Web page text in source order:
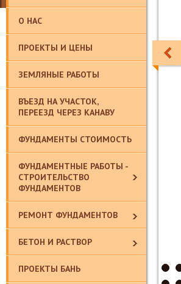
О НАС
ПРОЕКТЫ И ЦЕНЫ
ЗЕМЛЯНЫЕ РАБОТЫ
ВЪЕЗД НА УЧАСТОК,
ПЕРЕЕЗД ЧЕРЕЗ КАНАВУ
ФУНДАМЕНТЫ СТОИМОСТЬ
ФУНДАМЕНТНЫЕ РАБОТЫ -
СТРОИТЕЛЬСТВО
ФУНДАМЕНТОВ
РЕМОНТ ФУНДАМЕНТОВ
БЕТОН И РАСТВОР
ПРОЕКТЫ БАНЬ